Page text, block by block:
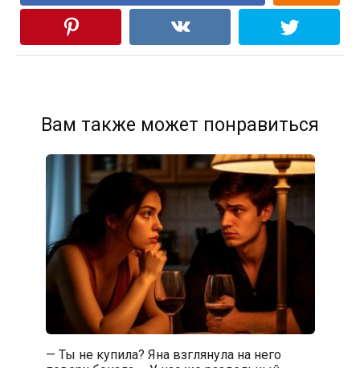
Вам также может понравиться
— Ты не купила? Яна взглянула на него